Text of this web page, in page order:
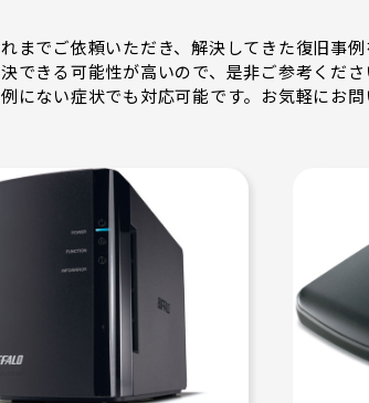
までご依頼いただき、解決してきた復旧事
できる可能性が高いので、是非ご参考くださ
にない症状でも対応可能です。お気軽にお問